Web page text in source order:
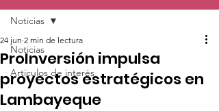
Noticias
Articulos de interés
Noticias
ProInversión impulsa
proyectos estratégicos en
Lambayeque
24 jun 2 min de lectura